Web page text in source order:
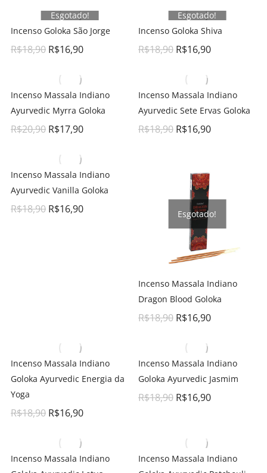
Esgotado!
Incenso Goloka São Jorge
R$18,90 R$16,90
Esgotado!
Incenso Goloka Shiva
R$18,90 R$16,90
Incenso Massala Indiano
Ayurvedic Myrra Goloka
R$20,90 R$17,90
Incenso Massala Indiano
Ayurvedic Sete Ervas Goloka
R$18,90 R$16,90
Incenso Massala Indiano
Ayurvedic Vanilla Goloka
R$18,90 R$16,90 Esgotado!
Incenso Massala Indiano
Dragon Blood Goloka
R$18,90 R$16,90
Incenso Massala Indiano
Goloka Ayurvedic Energia da
Yoga
R$18,90 R$16,90
Incenso Massala Indiano
Goloka Ayurvedic Jasmim
R$18,90 R$16,90
Incenso Massala Indiano
Incenso Massala Indiano